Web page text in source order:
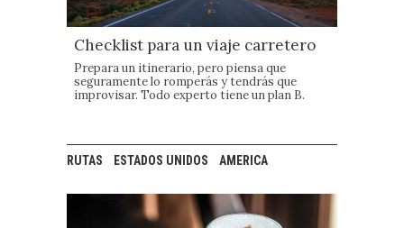
Checklist para un viaje carretero
Prepara un itinerario, pero piensa que
seguramente lo romperás y tendrás que
improvisar. Todo experto tiene un plan B.
RUTAS ESTADOS UNIDOS AMERICA